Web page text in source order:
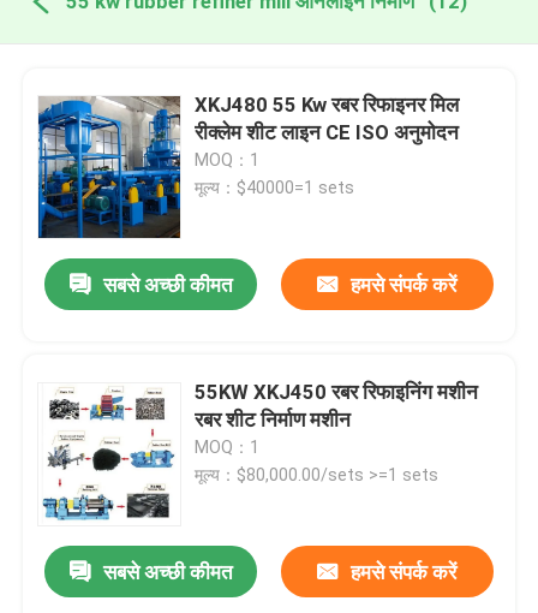
XKJ480 55 Kw रबर रिफाइनर मिल
रीक्लेम शीट लाइन CE ISO अनुमोदन
MOQ：1
मूल्य：$40000=1 sets
सबसे अच्छी कीमत हमसे संपर्क करें
55KW XKJ450 रबर रिफाइनिंग मशीन
रबर शीट निर्माण मशीन
MOQ：1
मूल्य：$80,000.00/sets >=1 sets
सबसे अच्छी कीमत हमसे संपर्क करें